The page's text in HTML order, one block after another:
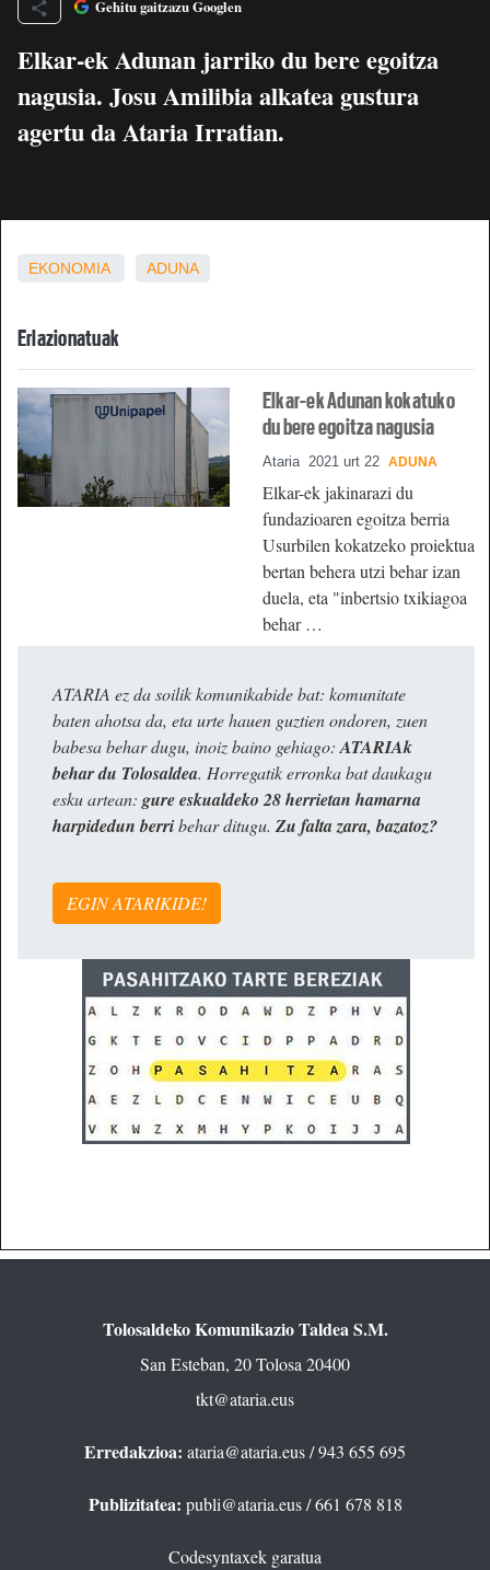
Gehitu gaitzazu Googlen
Elkar-ek Adunan jarriko du bere egoitza
nagusia. Josu Amilibia alkatea gustura
agertu da Ataria Irratian.
EKONOMIA ADUNA
Erlazionatuak
Elkar-ek Adunan kokatuko
du bere egoitza nagusia
Ataria 2021 urt 22 ADUNA
Elkar-ek jakinarazi du
fundazioaren egoitza berria
Usurbilen kokatzeko proiektua
bertan behera utzi behar izan
duela, eta "inbertsio txikiagoa
behar …
ATARIA ez da soilik komunikabide bat: komunitate
baten ahotsa da, eta urte hauen guztien ondoren, zuen
babesa behar dugu, inoiz baino gehiago: ATARIAk
behar du Tolosaldea. Horregatik erronka bat daukagu
esku artean: gure eskualdeko 28 herrietan hamarna
harpidedun berribehar ditugu. Zu falta zara, bazatoz?
EGIN ATARIKIDE!
Tolosaldeko Komunikazio Taldea S.M.
San Esteban, 20 Tolosa 20400
tkt@ataria.eus
Erredakzioa: ataria@ataria.eus/ 943 655 695
Publizitatea: publi@ataria.eus/ 661 678 818
Codesyntaxek garatua